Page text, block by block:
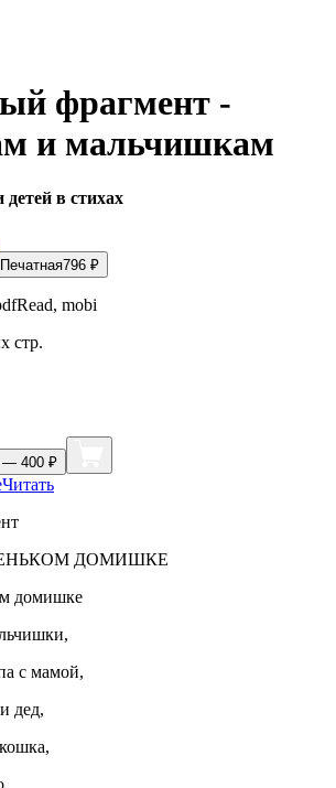
фрагмент -
и мальчишкам
в стихах
Печатная796 ₽
mobi
стр.
— 400 ₽
Читать
ДОМИШКЕ
домишке
с мамой,
дед,